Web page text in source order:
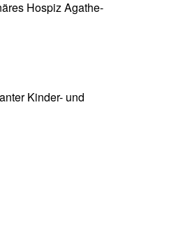
Hospiz Agathe-
Kinder- und